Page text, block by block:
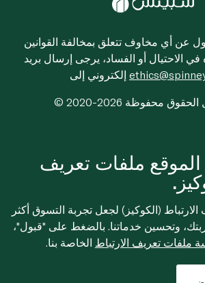
عن أي مخاوف تتعلق بمخالفة القوانين
في الاحتيال أو الفساد، يرجى إرسال بريد
كل الحقوق محفوظة
ملفات تعريف
(الكوكيز) لجعل تجربة التسوق أكثر
وتحسين خدماتنا. بالضغط على "قبول"،
ملفات تعريف الارتباط الخاصة بنا.